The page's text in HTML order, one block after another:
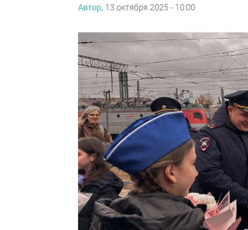
Автор, 13 октября 2025 - 10:00